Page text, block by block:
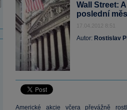
Wall Street:
poslední
17.04.2012 8:51
Autor: Rostislav
Americké akcie včera převážně